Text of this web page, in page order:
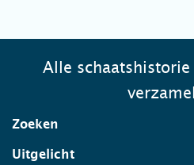
Alle
Zoeken
Uitgelicht